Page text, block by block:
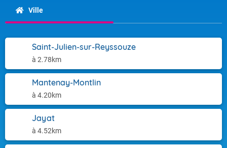
Ville
Saint-Julien-sur-Reyssouze
à 2.78km
Mantenay-Montlin
à 4.20km
Jayat
à 4.52km